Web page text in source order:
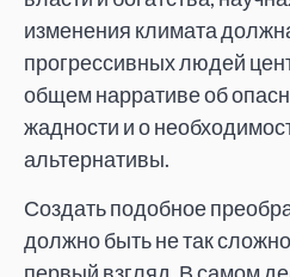
изменения климата
прогрессивных людей
общем нарративе об
жадности и о
альтернативы.
Создать подобное
должно быть не так